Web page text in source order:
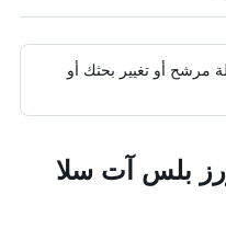
مرشح أو تغيير بحثك أو
بلس آت سلا